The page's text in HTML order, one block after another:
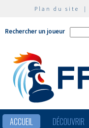
Plan du site |
Rechercher un joueur
ACCUEIL DÉCOUVRIR